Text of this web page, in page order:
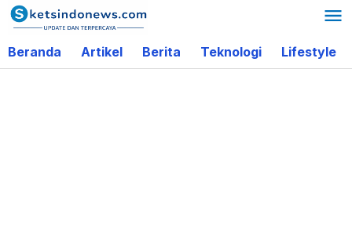
Lewati
ke
konten
Beranda Artikel Berita Teknologi Lifestyle